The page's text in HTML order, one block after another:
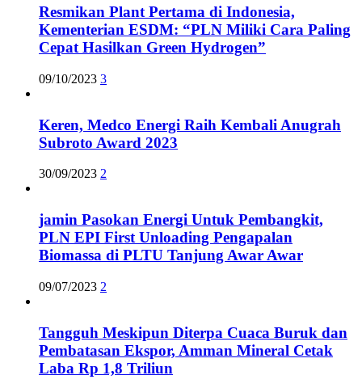
Resmikan Plant Pertama di Indonesia,
Kementerian ESDM: “PLN Miliki Cara Paling
Cepat Hasilkan Green Hydrogen”
09/10/2023 3
Keren, Medco Energi Raih Kembali Anugrah
Subroto Award 2023
30/09/2023 2
jamin Pasokan Energi Untuk Pembangkit,
PLN EPI First Unloading Pengapalan
Biomassa di PLTU Tanjung Awar Awar
09/07/2023 2
Tangguh Meskipun Diterpa Cuaca Buruk dan
Pembatasan Ekspor, Amman Mineral Cetak
Laba Rp 1,8 Triliun